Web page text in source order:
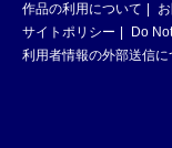
作品の利用について
サイトポリシー
Do
利用者情報の外部送信に